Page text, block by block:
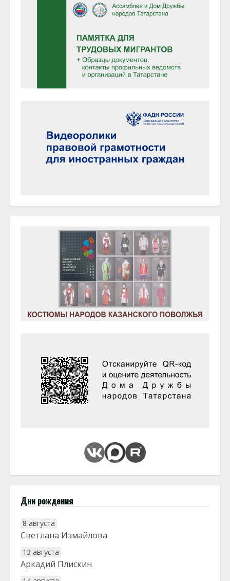
Дни рождения
8 августа
Светлана Измайлова
13 августа
Аркадий Плискин